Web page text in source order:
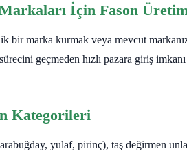
İçin Fason Üretim
bir marka kurmak veya mevcut
geçmeden hızlı pazara giriş
Kategorileri
yulaf, pirinç), taş değirmen